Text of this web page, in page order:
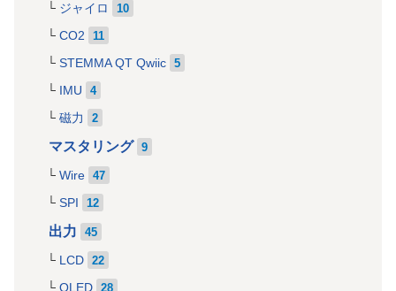
ジャイロ 10
CO2 11
STEMMA QT Qwiic 5
IMU 4
磁力 2
マスタリング 9
Wire 47
SPI 12
出力 45
LCD 22
OLED 28